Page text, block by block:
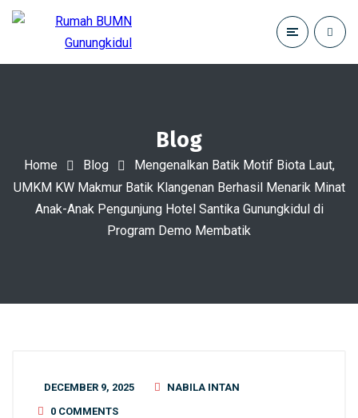
Blog
Home Blog
Mengenalkan Batik Motif Biota Laut,
UMKM KW Makmur Batik Klangenan Berhasil Menarik Minat
Anak-Anak Pengunjung Hotel Santika Gunungkidul di
Program Demo Membatik
DECEMBER 9, 2025
NABILA INTAN
0 COMMENTS